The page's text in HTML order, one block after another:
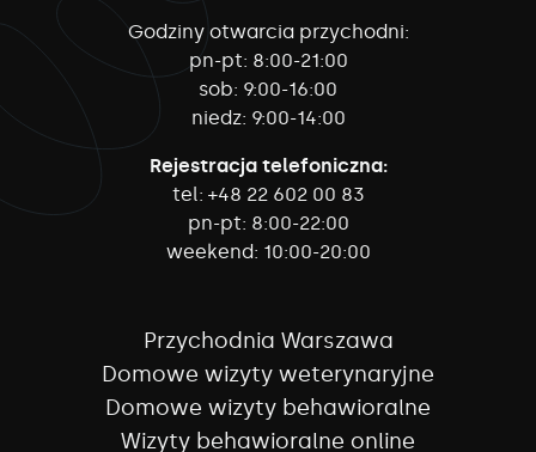
Godziny otwarcia przychodni:
pn-pt: 8:00-21:00
sob: 9:00-16:00
niedz: 9:00-14:00
Rejestracja telefoniczna:
tel: +48 22 602 00 83
pn-pt: 8:00-22:00
weekend: 10:00-20:00
Przychodnia Warszawa
Domowe wizyty weterynaryjne
Domowe wizyty behawioralne
Wizyty behawioralne online